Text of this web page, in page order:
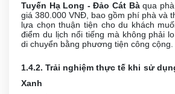
Tuyến Hạ Long - Đảo Cát Bàqua phà
giá 380.000 VNĐ, bao gồm phí phà và
lựa chọn thuận tiện cho du khách
điểm du lịch nổi tiếng mà không phải
di chuyển bằng phương tiện công cộng.
1.4.2. Trải nghiệm thực tế khi sử
Xanh